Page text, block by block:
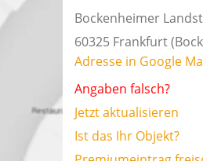
Bockenheimer
60325 Frankfurt
Adresse in Google
Angaben falsch?
Jetzt aktualisieren
Ist das Ihr Objekt?